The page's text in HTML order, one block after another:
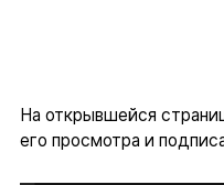
На открывшейся
его просмотра и